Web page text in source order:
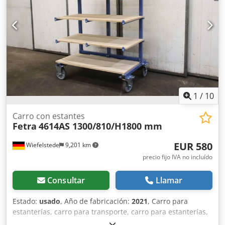
1 / 10
Wiefelstede 9,201 km
Carro con estantes
Fetra 4614AS 1300/810/H1800 mm
EUR 580
precio fijo IVA no incluído
Consultar Llamar
Estado: usado, Año de fabricación: 2021, Carro para
estanterías, carro para transporte, carro para estanterías,
carro para clasificación, carro para preparación de